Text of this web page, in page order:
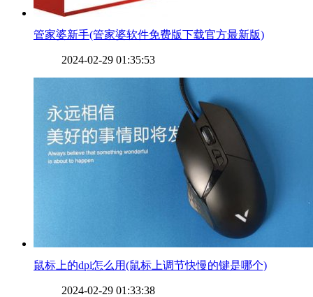
​管家婆新手(管家婆软件免费版下载官方最新版)
2024-02-29 01:35:53
​鼠标上的dpi怎么用(鼠标上调节快慢的键是哪个)
2024-02-29 01:33:38